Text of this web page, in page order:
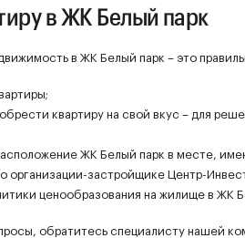
в ЖК Белый парк
в ЖК Белый парк – это
квартиру на свой вкус – для
ЖК Белый парк в месте,
организации-застройщике Центр-
ценообразования на жилище в ЖК
обратитесь специалисту нашей